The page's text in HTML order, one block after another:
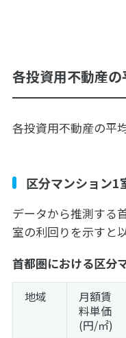
各投資用不動産の
各投資用不動産の平
区分マンション1
データから推測する
室の利回りを示すと
首都圏における区分
地域
月額賃
料単価
(円/㎡)